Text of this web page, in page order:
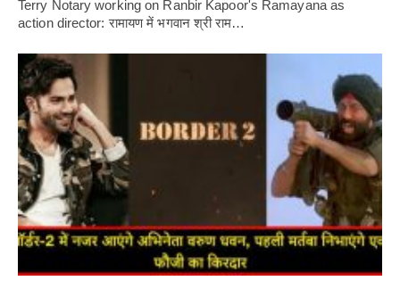
Terry Notary working on Ranbir Kapoor's Ramayana as
action director: रामायण में भगवान श्री राम…